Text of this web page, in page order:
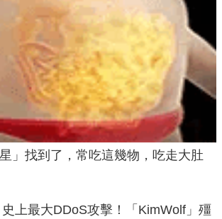
」找到了，常吃這幾物，吃走大肚
史上最大DDoS攻擊！「KimWolf」殭